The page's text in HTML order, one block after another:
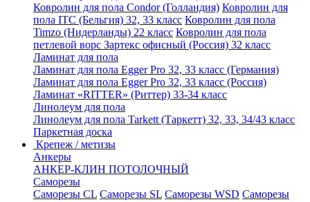
Ковролин для пола Condor (Голландия) Ковролин для
пола ITC (Бельгия) 32, 33 класс Ковролин для пола
Timzo (Нидерланды) 22 класс Ковролин для пола
петлевой ворс Зартекс офисный (Россия) 32 класс
Ламинат для пола
Ламинат для пола Egger Pro 32, 33 класс (Германия)
Ламинат для пола Egger Pro 32, 33 класс (Россия)
Ламинат «RITTER» (Риттер) 33-34 класс
Линолеум для пола
Линолеум для пола Tarkett (Таркетт) 32, 33, 34/43 класс
Паркетная доска
Крепеж / метизы
Анкеры
АНКЕР-КЛИН ПОТОЛОЧНЫЙ
Саморезы
Саморезы CL Саморезы SL Саморезы WSD Саморезы